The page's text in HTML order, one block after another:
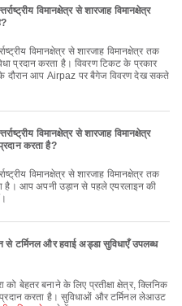
विमानक्षेत्र से शारजाह विमानक्षेत्र
प्रदान करता है। विवरण टिकट के प्रकार
दौरान आप Airpaz पर बैगेज विवरण देख सकते
विमानक्षेत्र से शारजाह विमानक्षेत्र
करता है?
है। आप अपनी उड़ान से पहले एयरलाइन की
से टर्मिनल और हवाई अड्डा सुविधाएँ उपलब्ध
प्रदान करता है। सुविधाओं और टर्मिनल लेआउट